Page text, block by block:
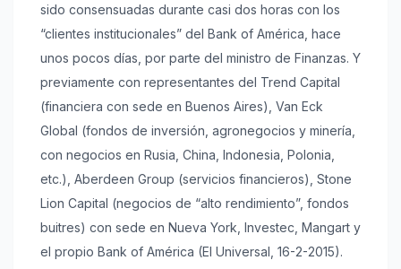
sido consensuadas durante casi dos horas con los
“clientes institucionales” del Bank of América, hace
unos pocos días, por parte del ministro de Finanzas. Y
previamente con representantes del Trend Capital
(financiera con sede en Buenos Aires), Van Eck
Global (fondos de inversión, agronegocios y minería,
con negocios en Rusia, China, Indonesia, Polonia,
etc.), Aberdeen Group (servicios financieros), Stone
Lion Capital (negocios de “alto rendimiento”, fondos
buitres) con sede en Nueva York, Investec, Mangart y
el propio Bank of América (El Universal, 16-2-2015).